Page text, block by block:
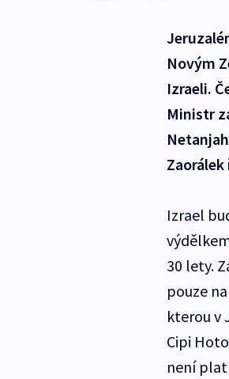
Novým
Izraeli.
Ministr
Izrael
30 lety.
pouze
kterou v
Cipi
není